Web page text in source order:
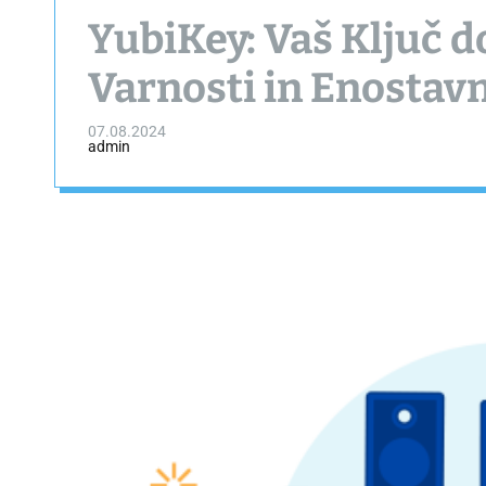
YubiKey: Vaš Ključ
Varnosti in
07.08.2024
admin